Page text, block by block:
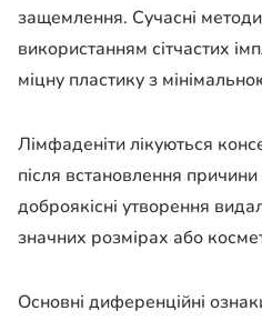
защемлення. Сучасні
використанням сітчастих
міцну пластику з
Лімфаденіти лікуються
після встановлення причини
доброякісні утворення
значних розмірах або
Основні диференційні